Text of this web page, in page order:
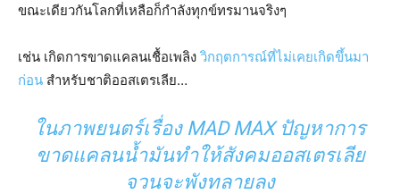
ขณะเดียวกันโลกที่เหลือก็กำลังทุกข์ทรมานจริงๆ
เช่น เกิดการขาดแคลนเชื้อเพลิง วิกฤตการณ์ที่ไม่เคยเกิดขึ้นมา
ก่อน สำหรับชาติออสเตรเลีย…
ในภาพยนตร์เรื่อง MAD MAX ปัญหาการ
ขาดแคลนน้ำมันทำให้สังคมออสเตรเลีย
จวนจะพังทลายลง